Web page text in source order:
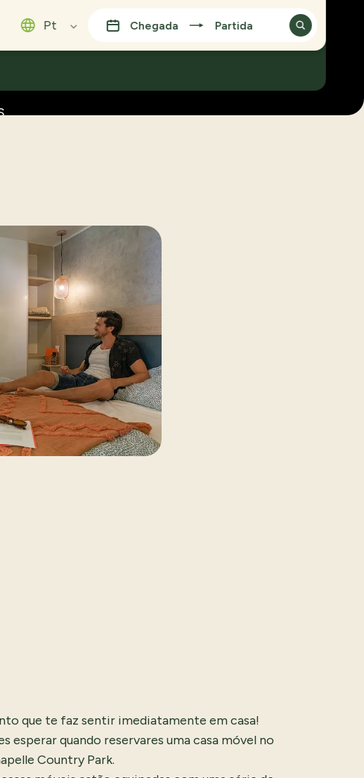
Pt
Français
Svenska
Chegada Partida
que te faz sentir imediatamente em casa!
esperar quando reservares uma casa móvel no
Country Park.